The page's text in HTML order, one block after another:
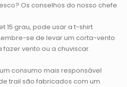
Os conselhos do nosso chefe
15 grau, pode usar a t-shirt
se de levar um corta-vento
vento ou a chuviscar.
consumo mais responsável
trail são fabricados com um